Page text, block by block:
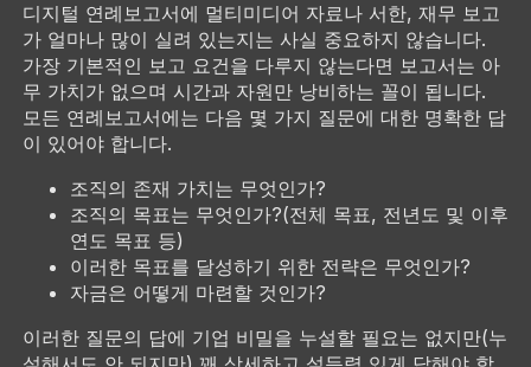
디지털 연례보고서에 멀티미디어 자료나 서한, 재무 보고
가 얼마나 많이 실려 있는지는 사실 중요하지 않습니다.
가장 기본적인 보고 요건을 다루지 않는다면 보고서는 아
무 가치가 없으며 시간과 자원만 낭비하는 꼴이 됩니다.
모든 연례보고서에는 다음 몇 가지 질문에 대한 명확한 답
이 있어야 합니다.
조직의 존재 가치는 무엇인가?
조직의 목표는 무엇인가?(전체 목표, 전년도 및 이후
연도 목표 등)
이러한 목표를 달성하기 위한 전략은 무엇인가?
자금은 어떻게 마련할 것인가?
이러한 질문의 답에 기업 비밀을 누설할 필요는 없지만(누